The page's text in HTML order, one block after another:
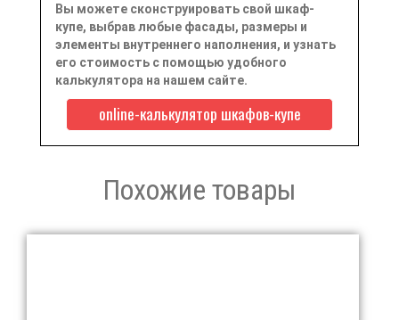
Вы можете сконструировать свой шкаф-
купе, выбрав любые фасады, размеры и
элементы внутреннего наполнения, и узнать
его стоимость с помощью удобного
калькулятора на нашем сайте.
online-калькулятор шкафов-купе
Похожие товары